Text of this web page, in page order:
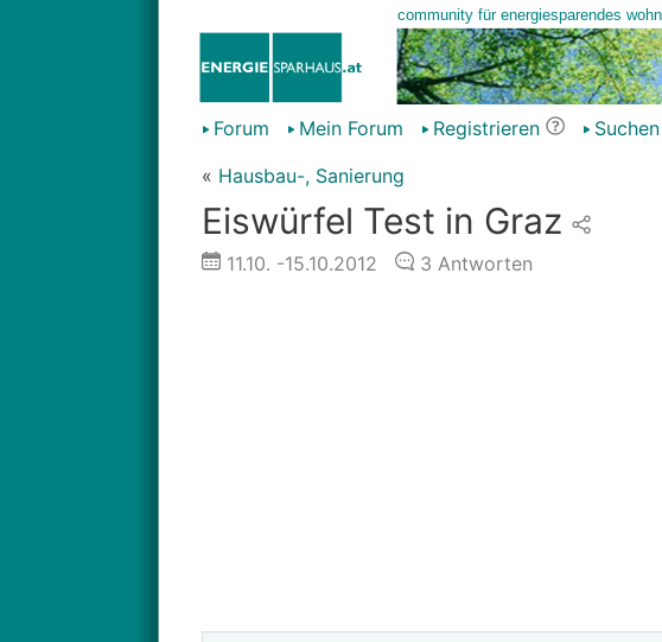
Forum Mein Forum Registrieren
Suchen
« Hausbau-, Sanierung
Eiswürfel Test in Graz
11.10. -15.10.2012 3 Antworten